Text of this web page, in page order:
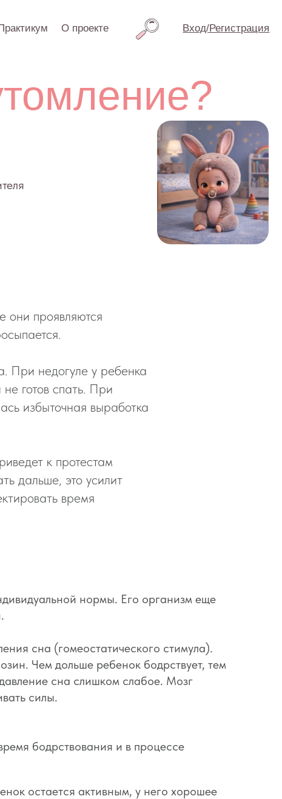
Вход/Регистрация
проекте
они проявляются
При недогуле у ребенка
готов спать. При
избыточная выработка
к протестам
дальше, это усилит
время
нормы. Его организм еще
сна (гомеостатического стимула).
Чем дольше ребенок бодрствует, тем
сна слишком слабое. Мозг
силы.
бодрствования и в процессе
остается активным, у него хорошее